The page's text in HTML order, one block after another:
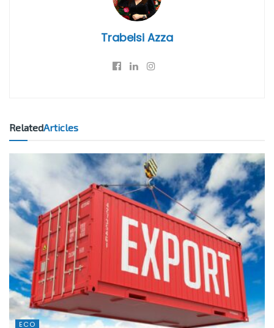
Trabelsi Azza
RelatedArticles
ECO